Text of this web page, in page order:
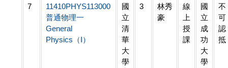
7
11410PHYS113000
普通物理一
General
Physics（I）
國
立
清
華
大
學
3
林秀
豪
線
上
授
課
國
立
成
功
大
學
不
可
認
抵